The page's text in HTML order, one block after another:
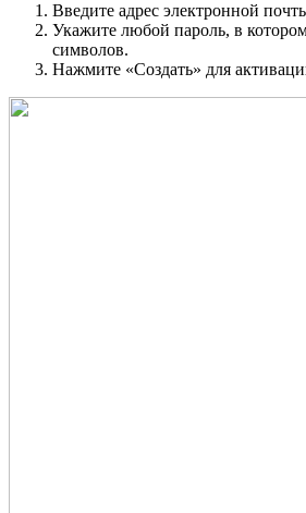
Введите адрес электронной
Укажите любой пароль, в
символов.
Нажмите «Создать» для